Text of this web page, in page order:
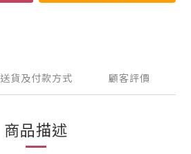
送貨及付款方式 顧客評價
商品描述